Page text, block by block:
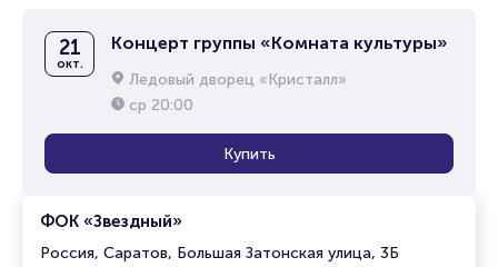
ФОК «Звездный»
Россия, Саратов, Большая Затонская улица, 3Б
21
окт.
Концерт группы «Комната культуры»
Ледовый дворец «Кристалл»
ср 20:00
Купить